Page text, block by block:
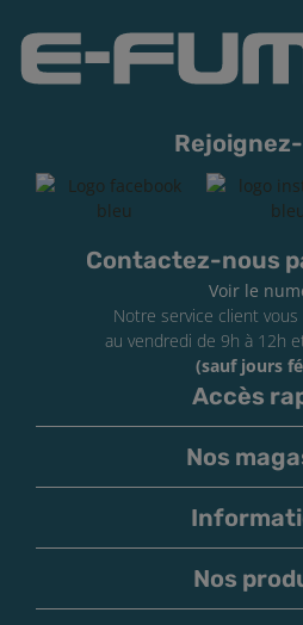
Contactez-nous
Voir le
Notre service client
au vendredi de 9h à 12h
(sauf jours
Accès
Nos
Nos